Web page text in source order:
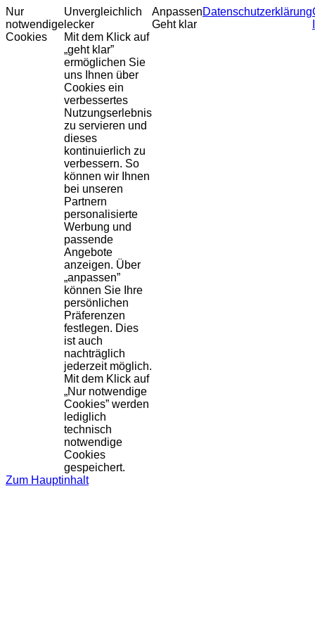
Nur
notwendige
Cookies
Unvergleichlich
lecker
Mit dem Klick auf
„geht klar”
ermöglichen Sie
uns Ihnen über
Cookies ein
verbessertes
Nutzungserlebnis
zu servieren und
dieses
kontinuierlich zu
verbessern. So
können wir Ihnen
bei unseren
Partnern
personalisierte
Werbung und
passende
Angebote
anzeigen. Über
„anpassen”
können Sie Ihre
persönlichen
Präferenzen
festlegen. Dies
ist auch
nachträglich
jederzeit möglich.
Mit dem Klick auf
„Nur notwendige
Cookies” werden
lediglich
technisch
notwendige
Cookies
gespeichert.
Anpassen
Geht klar
Datenschutzerklärung
Zum Hauptinhalt